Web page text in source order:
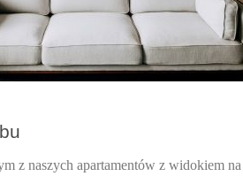
z naszych apartamentów z widokiem